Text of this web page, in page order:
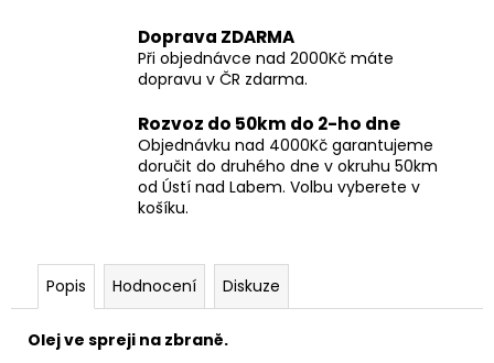
Doprava ZDARMA
Při objednávce nad 2000Kč máte
dopravu v ČR zdarma.
Rozvoz do 50km do 2-ho dne
Objednávku nad 4000Kč garantujeme
doručit do druhého dne v okruhu 50km
od Ústí nad Labem. Volbu vyberete v
košíku.
Popis Hodnocení Diskuze
Olej ve spreji na zbraně.